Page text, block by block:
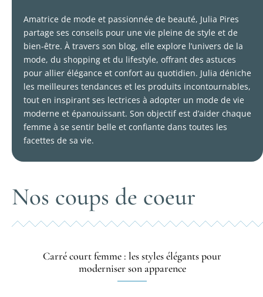
Amatrice de mode et passionnée de beauté, Julia Pires
partage ses conseils pour une vie pleine de style et de
bien-être. À travers son blog, elle explore l’univers de la
mode, du shopping et du lifestyle, offrant des astuces
pour allier élégance et confort au quotidien. Julia déniche
les meilleures tendances et les produits incontournables,
tout en inspirant ses lectrices à adopter un mode de vie
moderne et épanouissant. Son objectif est d’aider chaque
femme à se sentir belle et confiante dans toutes les
facettes de sa vie.
Nos coups de coeur
Carré court femme : les styles élégants pour
moderniser son apparence